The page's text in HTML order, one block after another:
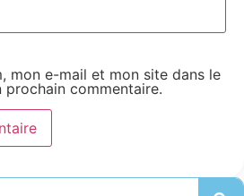
mon e-mail et mon site dans le
commentaire.